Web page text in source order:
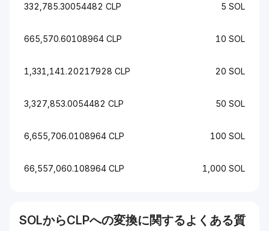
332,785.30054482 CLP 5 SOL
665,570.60108964 CLP 10 SOL
1,331,141.20217928 CLP 20 SOL
3,327,853.0054482 CLP 50 SOL
6,655,706.0108964 CLP 100 SOL
66,557,060.108964 CLP 1,000 SOL
SOLからCLPへの変換に関するよくある質